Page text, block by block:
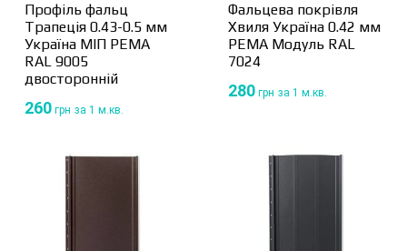
Профіль фальц
Трапеція 0.43-0.5 мм
Україна МІП PEMA
RAL 9005
двосторонній
260 грн за 1 м.кв.
Фальцева покрівля
Хвиля Україна 0.42 мм
PEMA Модуль RAL
7024
280 грн за 1 м.кв.